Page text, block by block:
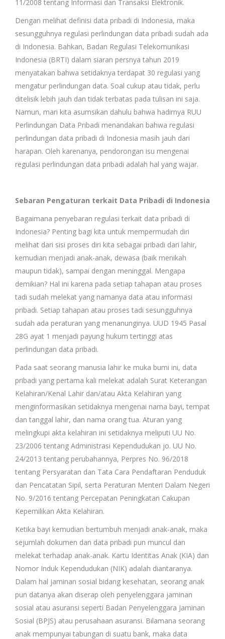
11/2008 tentang Informasi dan Transaksi Elektronik.
Dengan melihat definisi data pribadi di Indonesia, maka
sesungguhnya regulasi perlindungan data pribadi sudah ada
di Indonesia. Bahkan, Badan Regulasi Telekomunikasi
Indonesia (BRTI) dalam siaran persnya tahun 2019
menyatakan bahwa setidaknya terdapat 30 regulasi yang
mengatur perlindungan data. Soal cukup atau tidak, perlu
ditelisik lebih jauh dan tidak terbatas pada tulisan ini saja.
Namun, mari kita asumsikan dahulu bahwa hadirnya RUU
Perlindungan Data Pribadi menandakan bahwa regulasi
perlindungan data pribadi di Indonesia masih jauh dari
harapan. Oleh karenanya, pendorongan isu mengenai
regulasi perlindungan data pribadi adalah hal yang wajar.
Sebaran Pengaturan terkait Data Pribadi di Indonesia
Bagaimana penyebaran regulasi terkait data pribadi di
Indonesia? Penting bagi kita untuk mempermudah diri
melihat dari sisi proses diri kita sebagai pribadi dari lahir,
kemudian menjadi anak-anak, dewasa (baik menikah
maupun tidak), sampai dengan meninggal. Mengapa
demikian? Hal ini karena pada setiap tahapan atau proses
tadi sudah melekat yang namanya data atau informasi
pribadi. Setiap tahapan atau proses tadi sesungguhnya
sudah ada peraturan yang menanunginya. UUD 1945 Pasal
28G ayat 1 menjadi payung hukum tertinggi atas
perlindungan data pribadi.
Pada saat seorang manusia lahir ke muka bumi ini, data
pribadi yang pertama kali melekat adalah Surat Keterangan
Kelahiran/Kenal Lahir dan/atau Akta Kelahiran yang
menginformasikan setidaknya mengenai nama bayi, tempat
dan tanggal lahir, dan nama orang tua. Aturan yang
melingkupi akta kelahiran ini setidaknya meliputi UU No.
23/2006 tentang Administrasi Kependudukan jo. UU No.
24/2013 tentang perubahannya, Perpres No. 96/2018
tentang Persyaratan dan Tata Cara Pendaftaran Penduduk
dan Pencatatan Sipil, serta Peraturan Menteri Dalam Negeri
No. 9/2016 tentang Percepatan Peningkatan Cakupan
Kepemilikan Akta Kelahiran.
Ketika bayi kemudian bertumbuh menjadi anak-anak, maka
sejumlah dokumen dan data pribadi pun muncul dan
melekat terhadap anak-anak. Kartu Identitas Anak (KIA) dan
Nomor Induk Kependudukan (NIK) adalah diantaranya.
Dalam hal jaminan sosial bidang kesehatan, seorang anak
pun datanya akan diserap oleh penyelenggara jaminan
sosial atau asuransi seperti Badan Penyelenggara Jaminan
Sosial (BPJS) atau perusahaan asuransi. Bilamana seorang
anak mempunyai tabungan di suatu bank, maka data